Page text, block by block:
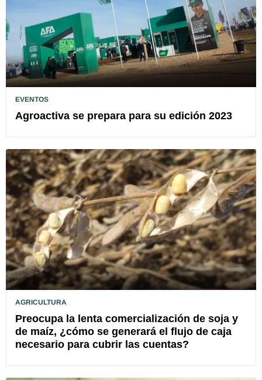
EVENTOS
Agroactiva se prepara para su edición 2023
AGRICULTURA
Preocupa la lenta comercialización de soja y
de maíz, ¿cómo se generará el flujo de caja
necesario para cubrir las cuentas?